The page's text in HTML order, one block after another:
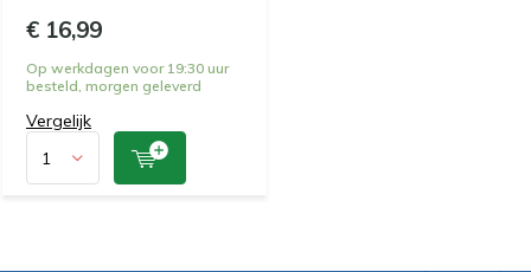
€ 16,99
Op werkdagen voor 19:30 uur
besteld, morgen geleverd
Vergelijk